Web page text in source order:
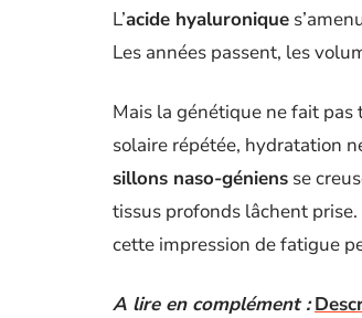
L’acide hyaluronique
Les années passent, les
Mais la génétique ne fait
solaire répétée, hydratation
sillons naso-géniens se
tissus profonds lâchent
cette impression de fatigue
A lire en complément :